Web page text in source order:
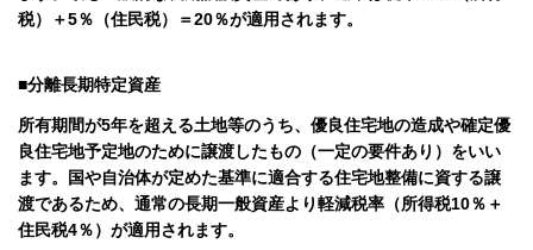
税）＋5％（住民税）＝20％が適用されます。
■分離長期特定資産
所有期間が5年を超える土地等のうち、優良住宅地の造成や確定優
良住宅地予定地のために譲渡したもの（一定の要件あり）をいい
ます。国や自治体が定めた基準に適合する住宅地整備に資する譲
渡であるため、通常の長期一般資産より軽減税率（所得税10％＋
住民税4％）が適用されます。